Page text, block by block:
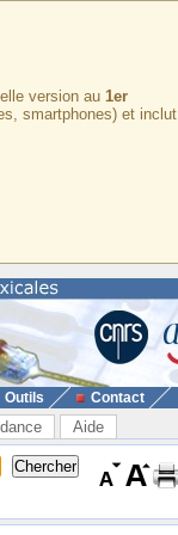
version au 1er
smartphones) et inclut
Outils Contact
Aide